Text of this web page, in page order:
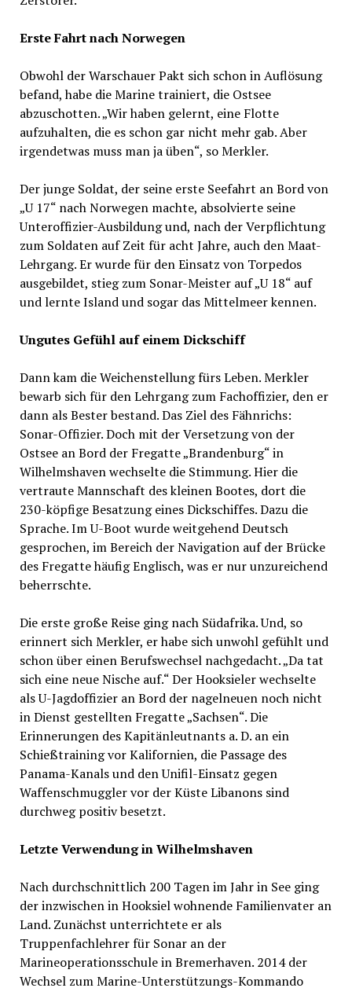
Erste Fahrt nach Norwegen
Obwohl der Warschauer Pakt sich schon in Auflösung
befand, habe die Marine trainiert, die Ostsee
abzuschotten. „Wir haben gelernt, eine Flotte
aufzuhalten, die es schon gar nicht mehr gab. Aber
irgendetwas muss man ja üben“, so Merkler.
Der junge Soldat, der seine erste Seefahrt an Bord von
„U 17“ nach Norwegen machte, absolvierte seine
Unteroffizier-Ausbildung und, nach der Verpflichtung
zum Soldaten auf Zeit für acht Jahre, auch den Maat-
Lehrgang. Er wurde für den Einsatz von Torpedos
ausgebildet, stieg zum Sonar-Meister auf „U 18“ auf
und lernte Island und sogar das Mittelmeer kennen.
Ungutes Gefühl auf einem Dickschiff
Dann kam die Weichenstellung fürs Leben. Merkler
bewarb sich für den Lehrgang zum Fachoffizier, den er
dann als Bester bestand. Das Ziel des Fähnrichs:
Sonar-Offizier. Doch mit der Versetzung von der
Ostsee an Bord der Fregatte „Brandenburg“ in
Wilhelmshaven wechselte die Stimmung. Hier die
vertraute Mannschaft des kleinen Bootes, dort die
230-köpfige Besatzung eines Dickschiffes. Dazu die
Sprache. Im U-Boot wurde weitgehend Deutsch
gesprochen, im Bereich der Navigation auf der Brücke
des Fregatte häufig Englisch, was er nur unzureichend
beherrschte.
Die erste große Reise ging nach Südafrika. Und, so
erinnert sich Merkler, er habe sich unwohl gefühlt und
schon über einen Berufswechsel nachgedacht. „Da tat
sich eine neue Nische auf.“ Der Hooksieler wechselte
als U-Jagdoffizier an Bord der nagelneuen noch nicht
in Dienst gestellten Fregatte „Sachsen“. Die
Erinnerungen des Kapitänleutnants a. D. an ein
Schießtraining vor Kalifornien, die Passage des
Panama-Kanals und den Unifil-Einsatz gegen
Waffenschmuggler vor der Küste Libanons sind
durchweg positiv besetzt.
Letzte Verwendung in Wilhelmshaven
Nach durchschnittlich 200 Tagen im Jahr in See ging
der inzwischen in Hooksiel wohnende Familienvater an
Land. Zunächst unterrichtete er als
Truppenfachlehrer für Sonar an der
Marineoperationsschule in Bremerhaven. 2014 der
Wechsel zum Marine-Unterstützungs-Kommando